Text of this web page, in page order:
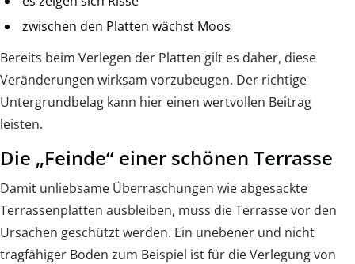
zwischen den Platten wächst Moos
Bereits beim Verlegen der Platten gilt es daher, diese
Veränderungen wirksam vorzubeugen. Der richtige
Untergrundbelag kann hier einen wertvollen Beitrag
leisten.
Die „Feinde“ einer schönen Terrasse
Damit unliebsame Überraschungen wie abgesackte
Terrassenplatten ausbleiben, muss die Terrasse vor den
Ursachen geschützt werden. Ein unebener und nicht
tragfähiger Boden zum Beispiel ist für die Verlegung von